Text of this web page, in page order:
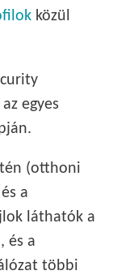
közül
egyes
(otthoni
a
láthatók a
és a
többi